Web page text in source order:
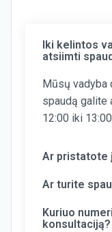
Iki kelintos
atsiimti
Mūsų vadyba
spaudą galite
12:00 iki
Ar pristatote
Ar turite
Kuriuo
konsultaciją?